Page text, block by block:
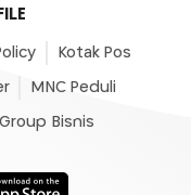
Kotak Pos
MNC Peduli
Group Bisnis